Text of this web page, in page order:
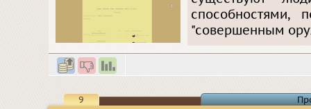
"совершенным
9